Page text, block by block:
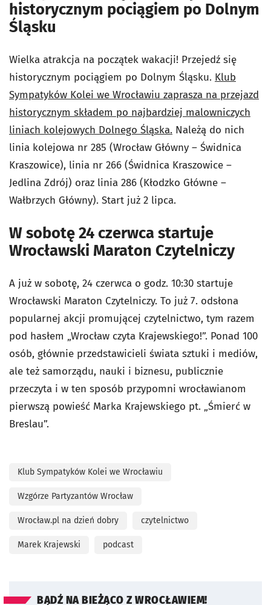
historycznym pociągiem po Dolnym
Śląsku
Wielka atrakcja na początek wakacji! Przejedź się
historycznym pociągiem po Dolnym Śląsku. Klub
Sympatyków Kolei we Wrocławiu zaprasza na przejazd
historycznym składem po najbardziej malowniczych
liniach kolejowych Dolnego Śląska. Należą do nich
linia kolejowa nr 285 (Wrocław Główny – Świdnica
Kraszowice), linia nr 266 (Świdnica Kraszowice –
Jedlina Zdrój) oraz linia 286 (Kłodzko Główne –
Wałbrzych Główny). Start już 2 lipca.
W sobotę 24 czerwca startuje
Wrocławski Maraton Czytelniczy
A już w sobotę, 24 czerwca o godz. 10:30 startuje
Wrocławski Maraton Czytelniczy. To już 7. odsłona
popularnej akcji promującej czytelnictwo, tym razem
pod hasłem „Wrocław czyta Krajewskiego!”. Ponad 100
osób, głównie przedstawicieli świata sztuki i mediów,
ale też samorządu, nauki i biznesu, publicznie
przeczyta i w ten sposób przypomni wrocławianom
pierwszą powieść Marka Krajewskiego pt. „Śmierć w
Breslau”.
Klub Sympatyków Kolei we Wrocławiu
Wzgórze Partyzantów Wrocław
Wrocław.pl na dzień dobry czytelnictwo
Marek Krajewski podcast
BĄDŹ NA BIEŻĄCO Z WROCŁAWIEM!